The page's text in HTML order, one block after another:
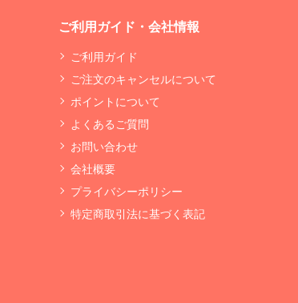
ご利用ガイド・会社情報
ご利用ガイド
ご注文のキャンセルについて
ポイントについて
よくあるご質問
お問い合わせ
会社概要
プライバシーポリシー
特定商取引法に基づく表記